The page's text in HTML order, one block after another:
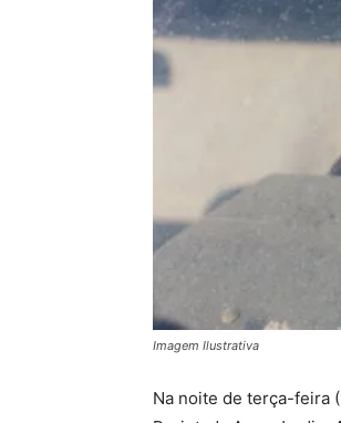
Imagem Ilustrativa
Na noite de terça-feira